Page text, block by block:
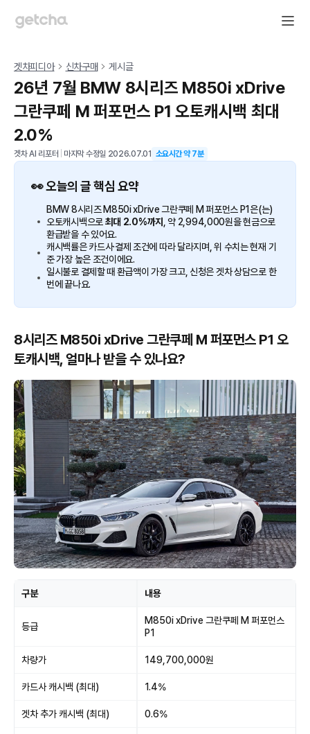
겟차피디아 신차구매 게시글
26년 7월 BMW 8시리즈 M850i xDrive
그란쿠페 M 퍼포먼스 P1 오토캐시백 최대
2.0%
겟차 AI 리포터 마지막 수정일 2026.07.01 소요시간 약7분
👀 오늘의 글 핵심 요약
BMW 8시리즈 M850i xDrive 그란쿠페 M 퍼포먼스 P1은(는)
오토캐시백으로 최대 2.0%까지 , 약 2,994,000원을 현금으로
환급받을 수 있어요.
캐시백률은 카드사·결제 조건에 따라 달라지며, 위 수치는 현재 기
준 가장 높은 조건이에요.
일시불로 결제할 때 환급액이 가장 크고, 신청은 겟차 상담으로 한
번에 끝나요.
8시리즈 M850i xDrive 그란쿠페 M 퍼포먼스 P1 오
토캐시백, 얼마나 받을 수 있나요?
구분 내용
등급
M850i xDrive 그란쿠페 M 퍼포먼스
P1
차량가 149,700,000원
카드사 캐시백 (최대) 1.4%
겟차 추가 캐시백 (최대) 0.6%